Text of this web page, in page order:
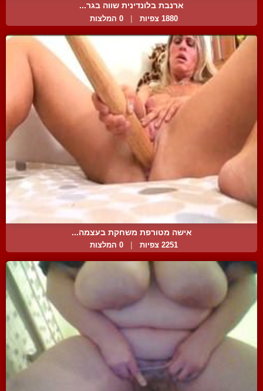
ארנבת בלונדינית שווה בגר...
1880 צפיות | 0 המלצות
אישה מטורפת משחקת בעצמה...
2251 צפיות 0 המלצות